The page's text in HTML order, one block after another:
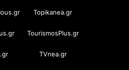
Topikanea.gr
TourismosPlus.gr
TVnea.gr